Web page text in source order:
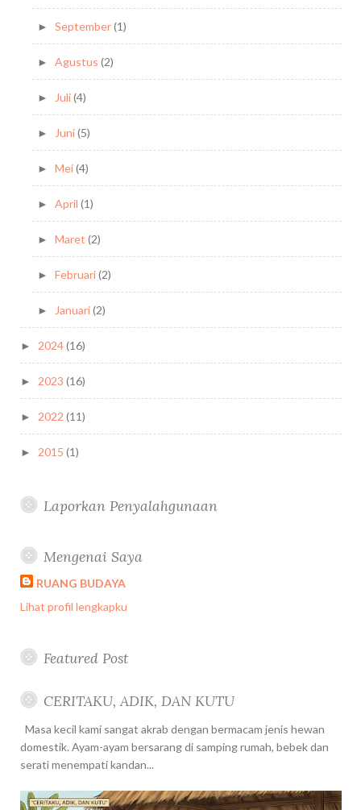
► September(1)
► Agustus (2)
► Juli(4)
► Juni(5)
► Mei(4)
► April (1)
► Maret (2)
► Februari(2)
► Januari(2)
► 2024(16)
► 2023 (16)
► 2022 (11)
► 2015 (1)
Laporkan Penyalahgunaan
Mengenai Saya
RUANG BUDAYA
Lihat profil lengkapku
Featured Post
CERITAKU, ADIK, DAN KUTU
Masa kecil kami sangat akrab dengan bermacam jenis hewan
domestik. Ayam-ayam bersarang di samping rumah, bebek dan
serati menempati kandan...